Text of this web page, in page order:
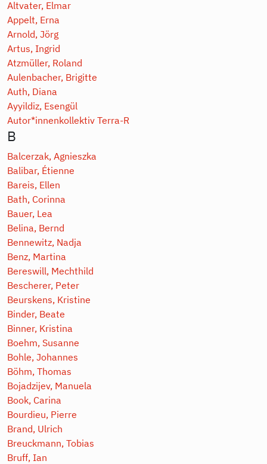
Altvater, Elmar
Appelt, Erna
Arnold, Jörg
Artus, Ingrid
Atzmüller, Roland
Aulenbacher, Brigitte
Auth, Diana
Ayyildiz, Esengül
Autor*innenkollektiv Terra-R
B
Balcerzak, Agnieszka
Balibar, Étienne
Bareis, Ellen
Bath, Corinna
Bauer, Lea
Belina, Bernd
Bennewitz, Nadja
Benz, Martina
Bereswill, Mechthild
Bescherer, Peter
Beurskens, Kristine
Binder, Beate
Binner, Kristina
Boehm, Susanne
Bohle, Johannes
Böhm, Thomas
Bojadzijev, Manuela
Book, Carina
Bourdieu, Pierre
Brand, Ulrich
Breuckmann, Tobias
Bruff, Ian